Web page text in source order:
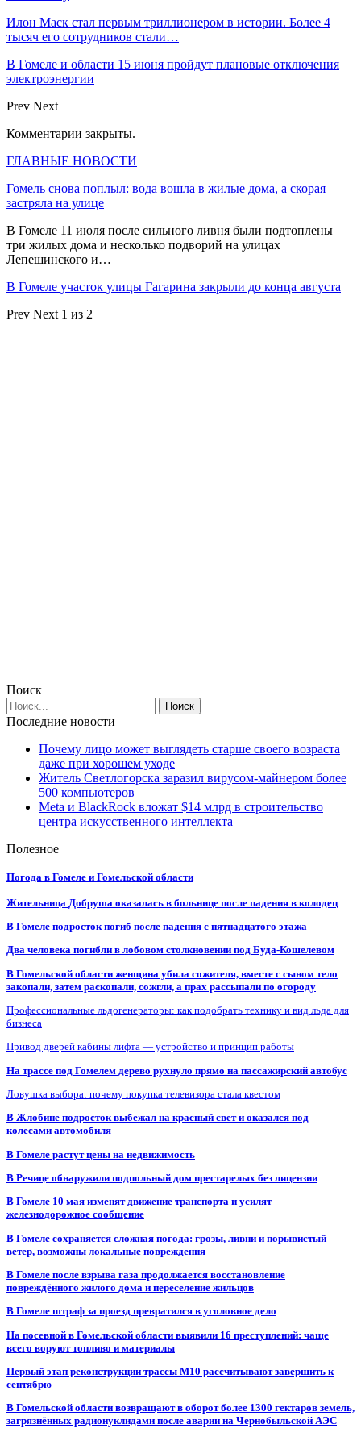
Илон Маск стал первым триллионером в истории. Более 4
тысяч его сотрудников стали…
В Гомеле и области 15 июня пройдут плановые отключения
электроэнергии
Prev Next
Комментарии закрыты.
ГЛАВНЫЕ НОВОСТИ
Гомель снова поплыл: вода вошла в жилые дома, а скорая
застряла на улице
В Гомеле 11 июля после сильного ливня были подтоплены
три жилых дома и несколько подворий на улицах
Лепешинского и…
В Гомеле участок улицы Гагарина закрыли до конца августа
Prev Next 1 из 2
Поиск
Последние новости
Почему лицо может выглядеть старше своего возраста
даже при хорошем уходе
Житель Светлогорска заразил вирусом-майнером более
500 компьютеров
Meta и BlackRock вложат $14 млрд в строительство
центра искусственного интеллекта
Полезное
Погода в Гомеле и Гомельской области
Жительница Добруша оказалась в больнице после падения в колодец
В Гомеле подросток погиб после падения с пятнадцатого этажа
Два человека погибли в лобовом столкновении под Буда-Кошелевом
В Гомельской области женщина убила сожителя, вместе с сыном тело
закопали, затем раскопали, сожгли, а прах рассыпали по огороду
Профессиональные льдогенераторы: как подобрать технику и вид льда для
бизнеса
Привод дверей кабины лифта — устройство и принцип работы
На трассе под Гомелем дерево рухнуло прямо на пассажирский автобус
Ловушка выбора: почему покупка телевизора стала квестом
В Жлобине подросток выбежал на красный свет и оказался под
колесами автомобиля
В Гомеле растут цены на недвижимость
В Речице обнаружили подпольный дом престарелых без лицензии
В Гомеле 10 мая изменят движение транспорта и усилят
железнодорожное сообщение
В Гомеле сохраняется сложная погода: грозы, ливни и порывистый
ветер, возможны локальные повреждения
В Гомеле после взрыва газа продолжается восстановление
повреждённого жилого дома и переселение жильцов
В Гомеле штраф за проезд превратился в уголовное дело
На посевной в Гомельской области выявили 16 преступлений: чаще
всего воруют топливо и материалы
Первый этап реконструкции трассы М10 рассчитывают завершить к
сентябрю
В Гомельской области возвращают в оборот более 1300 гектаров земель,
загрязнённых радионуклидами после аварии на Чернобыльской АЭС